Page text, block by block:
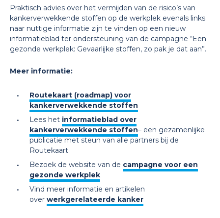
Praktisch advies over het vermijden van de risico’s van
kankerverwekkende stoffen op de werkplek evenals links
naar nuttige informatie zijn te vinden op een nieuw
informatieblad ter ondersteuning van de campagne “Een
gezonde werkplek: Gevaarlijke stoffen, zo pak je dat aan”.
Meer informatie:
Routekaart (roadmap) voor
kankerverwekkende stoffen
Lees het informatieblad over
kankerverwekkende stoffen– een gezamenlijke
publicatie met steun van alle partners bij de
Routekaart
Bezoek de website van de campagne voor een
gezonde werkplek
Vind meer informatie en artikelen
over werkgerelateerde kanker